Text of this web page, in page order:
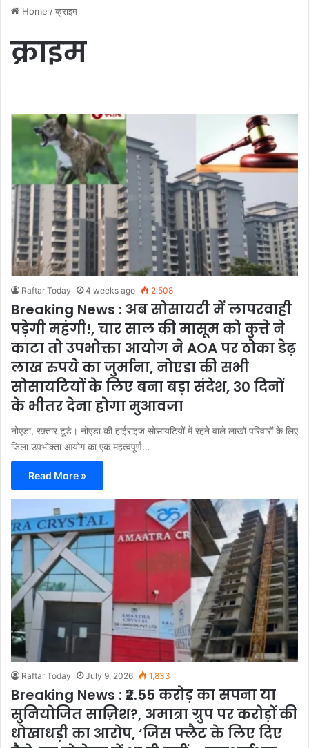
Home /क्राइम
क्राइम
Raftar Today 4 weeks ago 2,508
Breaking News : अब सोसायटी में लापरवाही
पड़ेगी महंगी!, चार साल की मासूम को कुत्ते ने
काटा तो उपभोक्ता आयोग ने AOA पर ठोका डेढ़
लाख रुपये का जुर्माना, नोएडा की सभी
सोसायटियों के लिए बना बड़ा संदेश, 30 दिनों
के भीतर देना होगा मुआवजा
नोएडा, रफ़्तार टूडे। नोएडा की हाईराइज सोसायटियों में रहने वाले लाखों परिवारों के लिए
जिला उपभोक्ता आयोग का एक महत्वपूर्ण…
Read More »
Raftar Today July 9, 2026 1,833
Breaking News : ₹2.55 करोड़ का सपना या
सुनियोजित साज़िश?, अमात्रा ग्रुप पर करोड़ों की
धोखाधड़ी का आरोप, ‘जिस फ्लैट के लिए दिए